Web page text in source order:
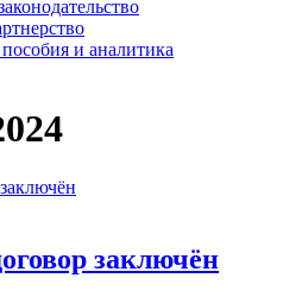
и аналитика
заключён